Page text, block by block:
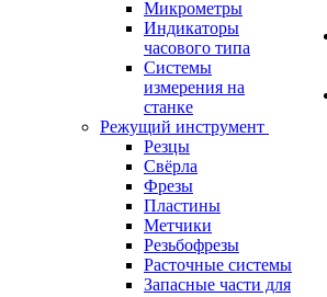
Микрометры
Индикаторы
часового типа
Системы
измерения на
станке
Режущий инструмент
Резцы
Свёрла
Фрезы
Пластины
Метчики
Резьбофрезы
Расточные системы
Запасные части для